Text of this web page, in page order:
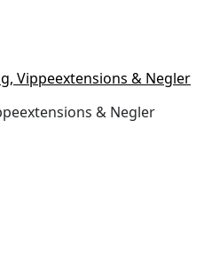
Vippeextensions & Negler
& Negler